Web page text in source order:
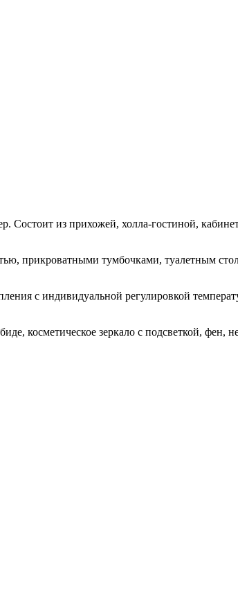
из прихожей, холла-гостиной,
прикроватными тумбочками, туалетным
с индивидуальной регулировкой
косметическое зеркало с подсветкой,